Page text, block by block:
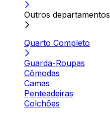
Outros departamentos
Quarto Completo
Guarda-Roupas
Cômodas
Camas
Penteadeiras
Colchões